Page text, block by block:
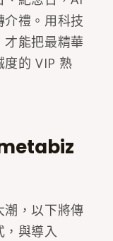
介禮。用科技
才能把最精華
度的 VIP 熟
metabiz
潮，以下將傳
，與導入